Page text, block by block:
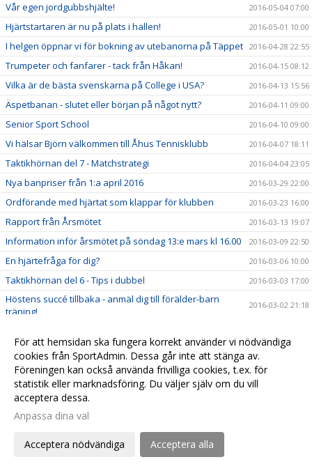
Vår egen jordgubbshjälte! 2016-05-04 07:00
Hjärtstartaren är nu på plats i hallen! 2016-05-01 10:00
I helgen öppnar vi för bokning av utebanorna på Täppet 2016-04-28 22:55
Trumpeter och fanfarer - tack från Håkan! 2016-04-15 08:12
Vilka är de bästa svenskarna på College i USA? 2016-04-13 15:56
Äspetbanan - slutet eller början på något nytt? 2016-04-11 09:00
Senior Sport School 2016-04-10 09:00
Vi hälsar Björn välkommen till Åhus Tennisklubb 2016-04-07 18:11
Taktikhörnan del 7 - Matchstrategi 2016-04-04 23:05
Nya banpriser från 1:a april 2016 2016-03-29 22:00
Ordförande med hjärtat som klappar för klubben 2016-03-23 16:00
Rapport från Årsmötet 2016-03-13 19:07
Information inför årsmötet på söndag 13:e mars kl 16.00 2016-03-09 22:50
En hjärtefråga för dig? 2016-03-06 10:00
Taktikhörnan del 6 - Tips i dubbel 2016-03-03 17:00
Höstens succé tillbaka - anmäl dig till förälder-barn
träning!
2016-03-02 21:18
Det mest populära racketmärket är... 2016-02-21 11:30
Håll tummarna för Christian i Jönköping 2016-02-17 12:29
Taktikhörnan del 5 - När ska man smasha? 2016-02-11 11:00
Den mest populära Grand Slam turneringen är...
Taktikhörnan del 4 - ta emot serve från vänsterhänt
spelare
Rapport från University of California - Filip Bergevi på
För att hemsidan ska fungera korrekt använder vi nödvändiga
cookies från SportAdmin. Dessa går inte att stänga av.
Föreningen kan också använda frivilliga cookies, t.ex. för
statistik eller marknadsföring. Du väljer själv om du vill
acceptera dessa.
Anpassa dina val
Acceptera nödvändiga Acceptera alla